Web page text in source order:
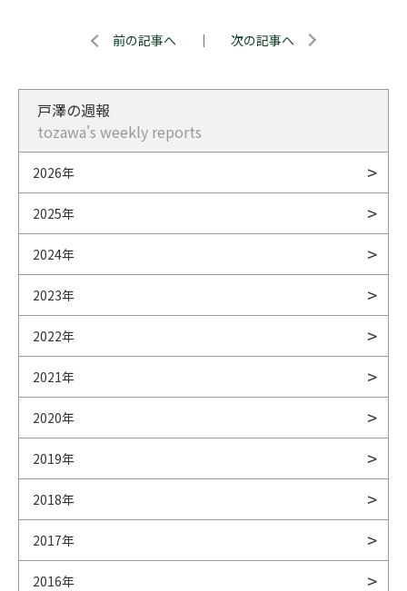
前の記事へ ｜ 次の記事へ
戸澤の週報
tozawa's weekly reports
2026年
2025年
2024年
2023年
2022年
2021年
2020年
2019年
2018年
2017年
2016年